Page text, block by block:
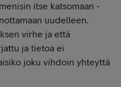
itse katsomaan -
uudelleen.
virhe ja että
ja tietoa ei
joku vihdoin yhteyttä